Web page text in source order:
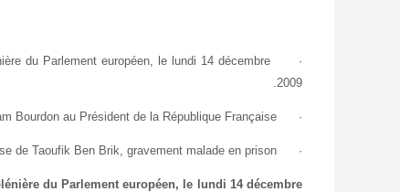
·
du Parlement européen, le lundi 14 décembre
2009.
·
Bourdon au Président de la République Française.
·
de Taoufik Ben Brik, gravement malade en prison
du Parlement européen, le lundi 14 décembre